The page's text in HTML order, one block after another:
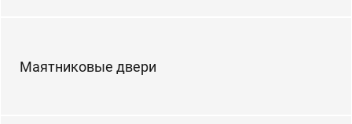
Маятниковые двери